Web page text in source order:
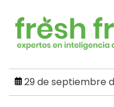
content
29 de septiembre